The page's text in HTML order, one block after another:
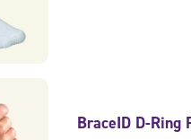
BraceID D-Ring